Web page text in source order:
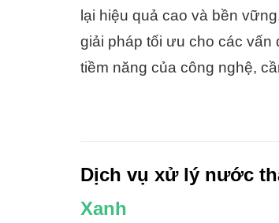
lại hiệu quả cao và bền
giải pháp tối ưu cho các vấn
tiềm năng của công nghệ,
Dịch vụ xử lý nước
Xanh